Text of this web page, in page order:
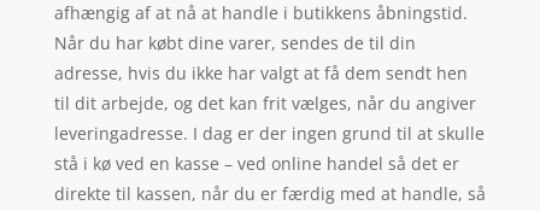
afhængig af at nå at handle i butikkens åbningstid.
Når du har købt dine varer, sendes de til din
adresse, hvis du ikke har valgt at få dem sendt hen
til dit arbejde, og det kan frit vælges, når du angiver
leveringadresse. I dag er der ingen grund til at skulle
stå i kø ved en kasse – ved online handel så det er
direkte til kassen, når du er færdig med at handle, så